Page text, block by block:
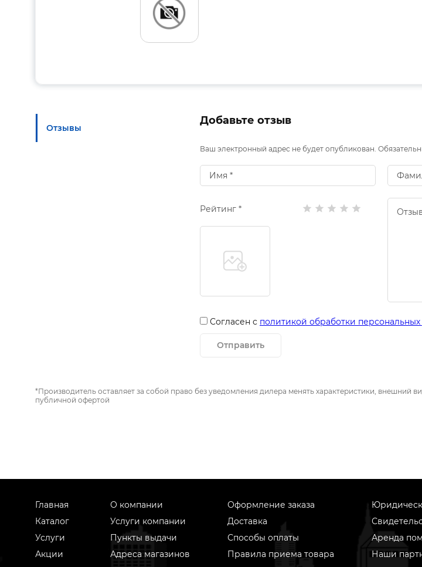
Отзывы
Добавьте отзыв
Ваш электронный адрес не будет опубликован.
Рейтинг *
Согласен с политикой обработки
Отправить
*Производитель оставляет за собой право без уведомления дилера менять характеристики, внешний
публичной офертой
Главная
Каталог
Услуги
Акции
О компании
Услуги компании
Пункты выдачи
Адреса магазинов
Оформление заказа
Доставка
Способы оплаты
Правила приема товара
Аренда
Наши